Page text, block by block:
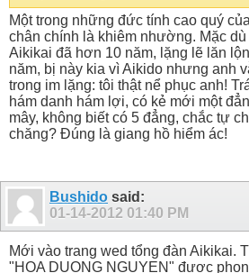
Một trong những đức tính cao quý
chân chính là khiêm nhường. Mặc
Aikikai đã hơn 10 năm, lặng lẽ lăn
năm, bị này kia vì Aikido nhưng anh
trong im lặng: tôi thật nể phục anh!
hám danh hám lợi, có kẻ mới một
mây, không biết có 5 đẳng, chắc tự
chăng? Đúng là giang hồ hiểm ác!
Bushido said:
01-14-2012 01:40 PM
Mới vào trang wed tổng đàn Aikikai.
"HOA DUONG NGUYEN" được